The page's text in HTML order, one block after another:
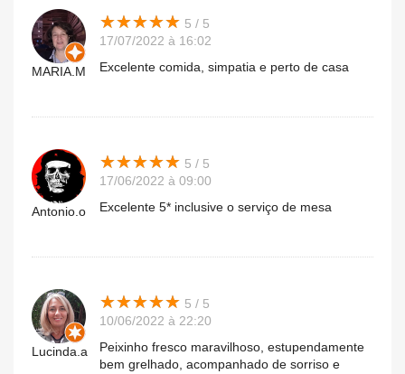
MARIA.M
★★★★★
★★★★★ 5 / 5
17/07/2022 à 16:02
Excelente comida, simpatia e perto de casa
Antonio.o
★★★★★
★★★★★ 5 / 5
17/06/2022 à 09:00
Excelente 5* inclusive o serviço de mesa
Lucinda.a
★★★★★
★★★★★ 5 / 5
10/06/2022 à 22:20
Peixinho fresco maravilhoso, estupendamente
bem grelhado, acompanhado de sorriso e